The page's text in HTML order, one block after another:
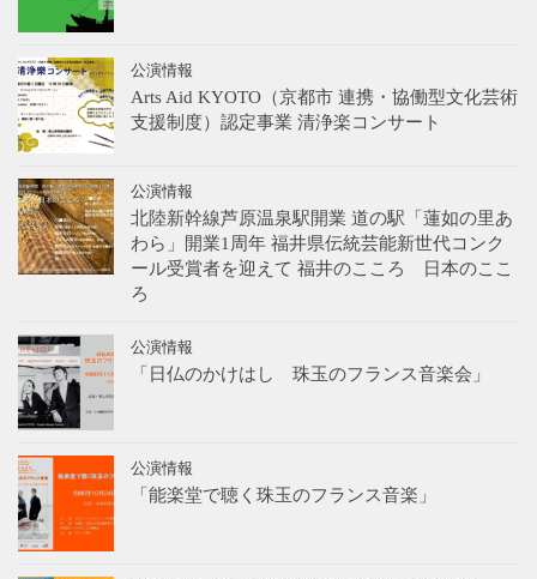
公演情報
Arts Aid KYOTO（京都市 連携・協働型文化芸術
支援制度）認定事業 清浄楽コンサート
公演情報
北陸新幹線芦原温泉駅開業 道の駅「蓮如の里あ
わら」開業1周年 福井県伝統芸能新世代コンク
ール受賞者を迎えて 福井のこころ 日本のここ
ろ
公演情報
「日仏のかけはし 珠玉のフランス音楽会」
公演情報
「能楽堂で聴く珠玉のフランス音楽」